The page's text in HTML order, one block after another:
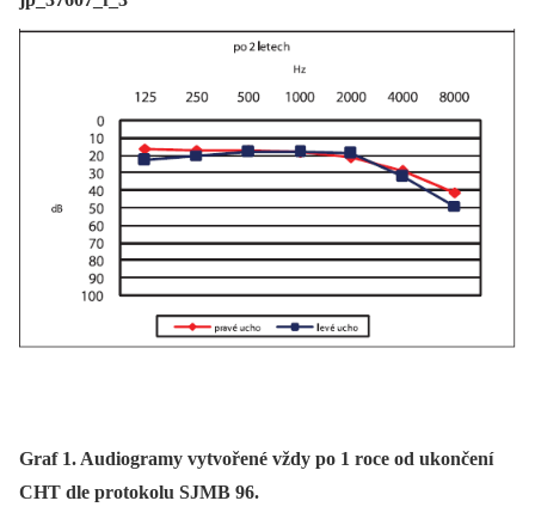
Graf 1. Audiogramy vytvořené vždy po 1 roce od ukončení
CHT dle protokolu SJMB 96.